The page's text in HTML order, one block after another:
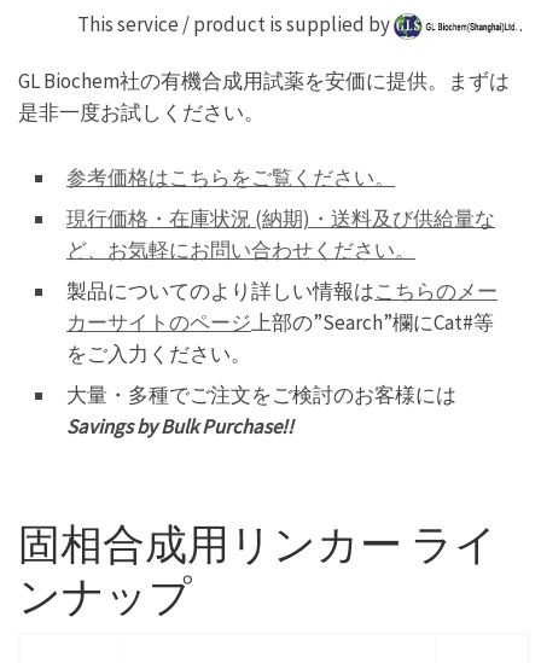
This service / product is supplied by .
GL Biochem社の有機合成用試薬を安価に提供。まずは
是非一度お試しください。
参考価格はこちらをご覧ください。
現行価格・在庫状況 (納期)・送料及び供給量な
ど、お気軽にお問い合わせください。
製品についてのより詳しい情報はこちらのメー
カーサイトのページ上部の”Search”欄にCat#等
をご入力ください。
大量・多種でご注文をご検討のお客様には
Savings by Bulk Purchase!!
固相合成用リンカー ライ
ンナップ